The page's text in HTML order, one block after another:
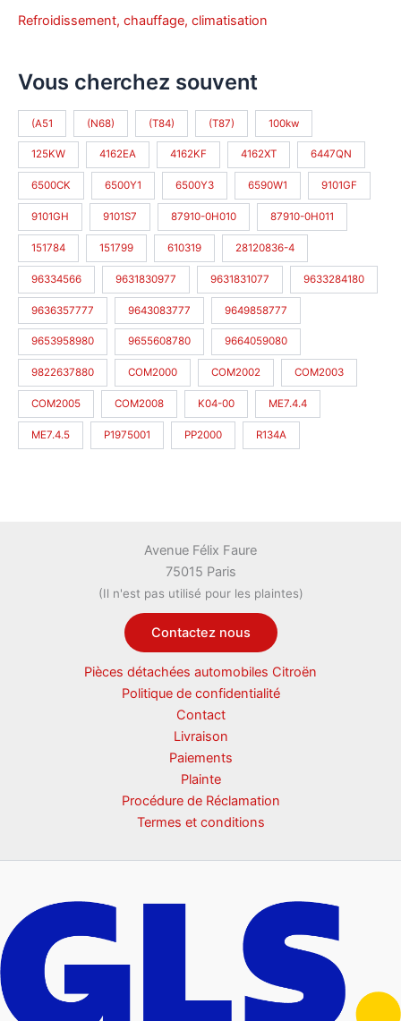
Refroidissement, chauffage, climatisation
Vous cherchez souvent
(A51 (N68) (T84) (T87) 100kw
125KW 4162EA 4162KF 4162XT 6447QN
6500CK 6500Y1 6500Y3 6590W1 9101GF
9101GH 9101S7 87910-0H010 87910-0H011
151784 151799 610319 28120836-4
96334566 9631830977 9631831077 9633284180
9636357777 9643083777 9649858777
9653958980 9655608780 9664059080
9822637880 COM2000 COM2002 COM2003
COM2005 COM2008 K04-00 ME7.4.4
ME7.4.5 P1975001 PP2000 R134A
Avenue Félix Faure
75015 Paris
(Il n'est pas utilisé pour les plaintes)
Contactez nous
Pièces détachées automobiles Citroën
Politique de confidentialité
Contact
Livraison
Paiements
Plainte
Procédure de Réclamation
Termes et conditions